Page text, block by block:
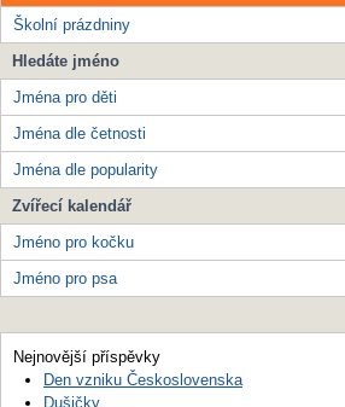
Školní prázdniny
Hledáte jméno
Jména pro děti
Jména dle četnosti
Jména dle popularity
Zvířecí kalendář
Jméno pro kočku
Jméno pro psa
Nejnovější příspěvky
Den vzniku Československa
Dušičky